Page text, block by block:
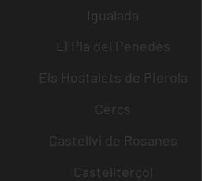
Igualada
El Pla del Penedès
Els Hostalets de Pierola
Cercs
Castellví de Rosanes
Castellterçol